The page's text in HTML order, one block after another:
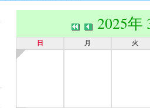
2025年
日 月 火